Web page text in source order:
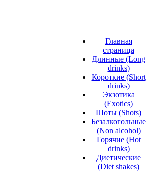
Главная
страница
Длинные (Long
drinks)
Короткие (Short
drinks)
Экзотика
(Exotics)
Шоты (Shots)
Безалкогольные
(Non alcohol)
Горячие (Hot
drinks)
Диетические
(Diet shakes)